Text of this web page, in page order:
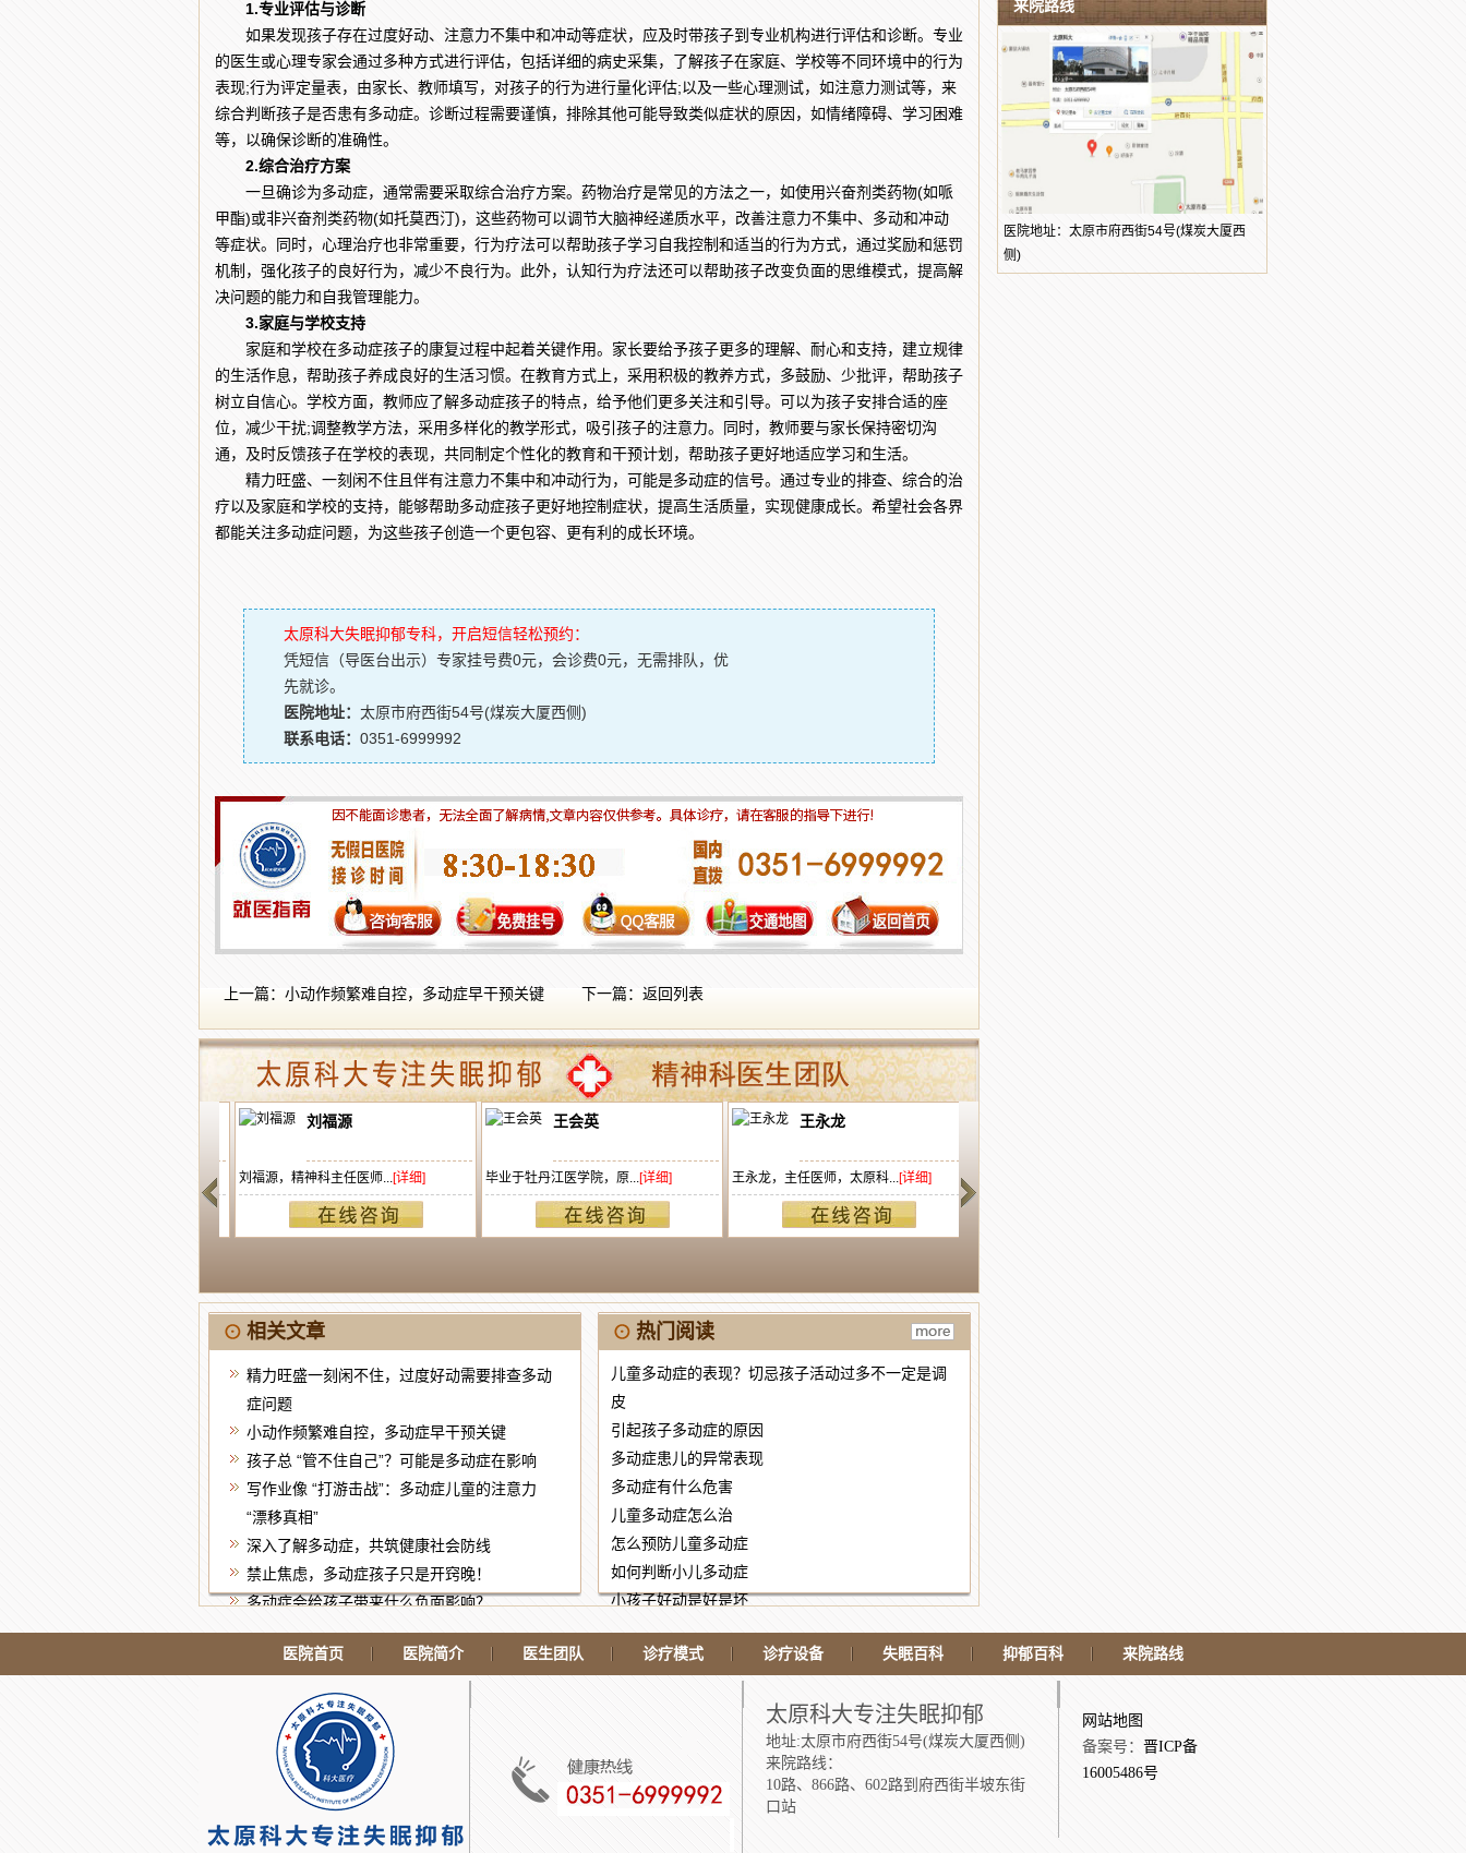
1.专业评估与诊断
如果发现孩子存在过度好动、注意力不集中和冲动等症状，应及时带孩子到专业机构进行评估和诊断。专业
的医生或心理专家会通过多种方式进行评估，包括详细的病史采集，了解孩子在家庭、学校等不同环境中的行为
表现;行为评定量表，由家长、教师填写，对孩子的行为进行量化评估;以及一些心理测试，如注意力测试等，来
综合判断孩子是否患有多动症。诊断过程需要谨慎，排除其他可能导致类似症状的原因，如情绪障碍、学习困难
等，以确保诊断的准确性。
2.综合治疗方案
一旦确诊为多动症，通常需要采取综合治疗方案。药物治疗是常见的方法之一，如使用兴奋剂类药物(如哌
甲酯)或非兴奋剂类药物(如托莫西汀)，这些药物可以调节大脑神经递质水平，改善注意力不集中、多动和冲动
等症状。同时，心理治疗也非常重要，行为疗法可以帮助孩子学习自我控制和适当的行为方式，通过奖励和惩罚
机制，强化孩子的良好行为，减少不良行为。此外，认知行为疗法还可以帮助孩子改变负面的思维模式，提高解
决问题的能力和自我管理能力。
3.家庭与学校支持
家庭和学校在多动症孩子的康复过程中起着关键作用。家长要给予孩子更多的理解、耐心和支持，建立规律
的生活作息，帮助孩子养成良好的生活习惯。在教育方式上，采用积极的教养方式，多鼓励、少批评，帮助孩子
树立自信心。学校方面，教师应了解多动症孩子的特点，给予他们更多关注和引导。可以为孩子安排合适的座
位，减少干扰;调整教学方法，采用多样化的教学形式，吸引孩子的注意力。同时，教师要与家长保持密切沟
通，及时反馈孩子在学校的表现，共同制定个性化的教育和干预计划，帮助孩子更好地适应学习和生活。
精力旺盛、一刻闲不住且伴有注意力不集中和冲动行为，可能是多动症的信号。通过专业的排查、综合的治
疗以及家庭和学校的支持，能够帮助多动症孩子更好地控制症状，提高生活质量，实现健康成长。希望社会各界
都能关注多动症问题，为这些孩子创造一个更包容、更有利的成长环境。
太原科大失眠抑郁专科，开启短信轻松预约：
凭短信（导医台出示）专家挂号费0元，会诊费0元，无需排队，优
先就诊。
医院地址： 太原市府西街54号(煤炭大厦西侧)
联系电话： 0351-6999992
上一篇： 小动作频繁难自控，多动症早干预关键 下一篇：返回列表
刘福源
刘福源，精神科主任医师...[详细]
王会英
毕业于牡丹江医学院，原...[详细]
王永龙
王永龙，主任医师，太原科...[详细]
相关文章
精力旺盛一刻闲不住，过度好动需要排查多动
症问题
小动作频繁难自控，多动症早干预关键
孩子总 “管不住自己”？可能是多动症在影响
写作业像 “打游击战”：多动症儿童的注意力
“漂移真相”
深入了解多动症，共筑健康社会防线
禁止焦虑，多动症孩子只是开窍晚！
多动症会给孩子带来什么负面影响？
孩子确诊多动症，家长到底该怎么办？
热门阅读
儿童多动症的表现？切忌孩子活动过多不一定是调
皮
引起孩子多动症的原因
多动症患儿的异常表现
多动症有什么危害
儿童多动症怎么治
怎么预防儿童多动症
如何判断小儿多动症
小孩子好动是好是坏
来院路线
医院地址：太原市府西街54号(煤炭大厦西
侧)
医院首页 医院简介 医生团队 诊疗模式 诊疗设备 失眠百科 抑郁百科 来院路线
太原科大专注失眠抑郁
地址:太原市府西街54号(煤炭大厦西侧)
来院路线：
10路、866路、602路到府西街半坡东街
口站
网站地图
备案号： 晋ICP备
16005486号